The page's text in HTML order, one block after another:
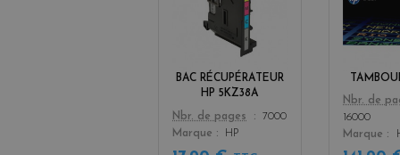
BAC RÉCUPÉRATEUR
HP 5KZ38A
Color
3
Nbr. de pages
7000
Marque
HP
Color
Nbr. de
16000
Marque